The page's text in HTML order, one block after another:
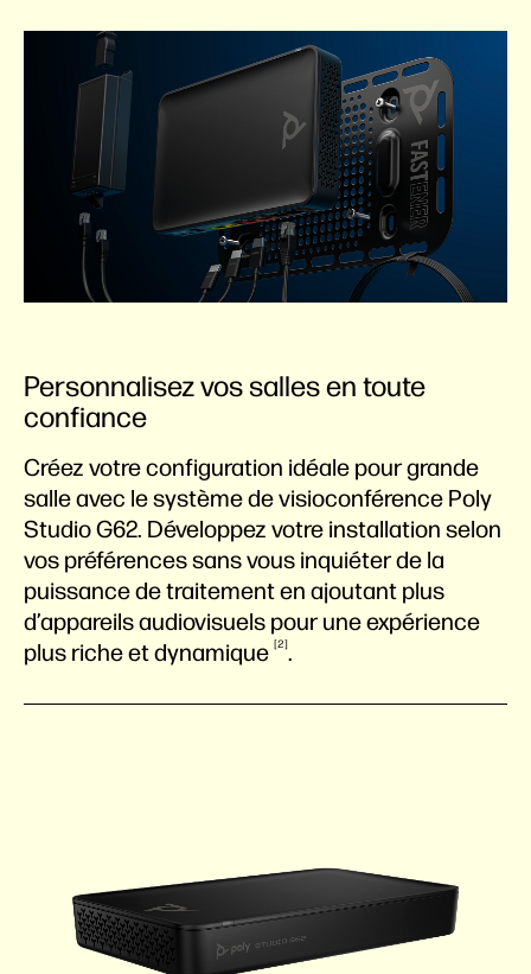
Personnalisez vos salles en toute
confiance
Créez votre configuration idéale pour grande
salle avec le système de visioconférence Poly
Studio G62. Développez votre installation selon
vos préférences sans vous inquiéter de la
puissance de traitement en ajoutant plus
d’appareils audiovisuels pour une expérience
plus riche etdynamique 2 .